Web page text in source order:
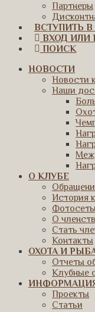
Партнеры
ВСТУПИТЬ В
ВХОД ИЛИ
ПОИСК
НОВОСТИ
Новости
Наши
О КЛУБЕ
История
О
Стать
Контакты
ОХОТА И
Отчеты
Клубные
Проекты
Статьи